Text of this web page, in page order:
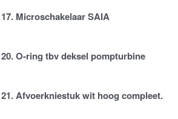
17. Microschakelaar SAIA
20. O-ring tbv deksel pompturbine
21. Afvoerkniestuk wit hoog compleet.